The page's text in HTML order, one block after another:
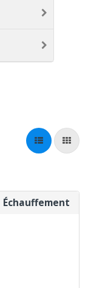
Échauffement